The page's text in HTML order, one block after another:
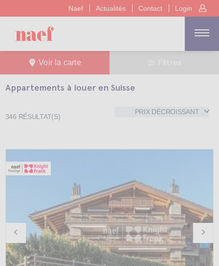
Naef Actualités Contact Login
Voir la carte
Appartements à louer en Suisse
346 RÉSULTAT(S)
PRIX DÉCROISSANT